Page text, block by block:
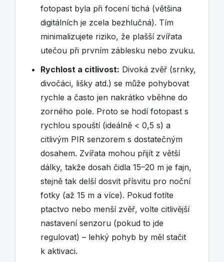
fotopast byla při focení tichá (většina
digitálních je zcela bezhlučná). Tím
minimalizujete riziko, že plašší zvířata
utečou při prvním záblesku nebo zvuku.
Rychlost a citlivost: Divoká zvěř (srnky,
divočáci, lišky atd.) se může pohybovat
rychle a často jen nakrátko vběhne do
zorného pole. Proto se hodí fotopast s
rychlou spouští (ideálně < 0,5 s) a
citlivým PIR senzorem s dostatečným
dosahem. Zvířata mohou přijít z větší
dálky, takže dosah čidla 15–20 m je fajn,
stejně tak delší dosvit přísvitu pro noční
fotky (až 15 m a více). Pokud fotíte
ptactvo nebo menší zvěř, volte citlivější
nastavení senzoru (pokud to jde
regulovat) – lehký pohyb by měl stačit
k aktivaci.